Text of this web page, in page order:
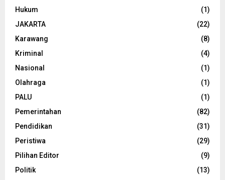
Hukum
(1)
JAKARTA
(22)
Karawang
(8)
Kriminal
(4)
Nasional
(1)
Olahraga
(1)
PALU
(1)
Pemerintahan
(82)
Pendidikan
(31)
Peristiwa
(29)
Pilihan Editor
(9)
Politik
(13)